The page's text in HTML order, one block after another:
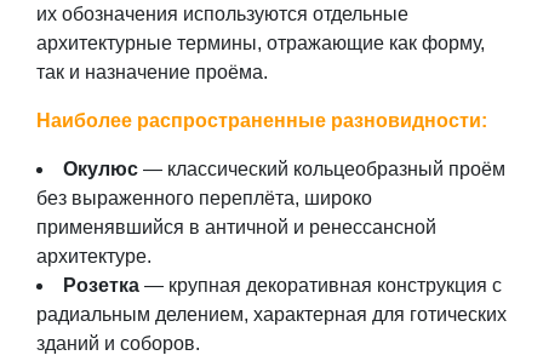
их обозначения используются отдельные
архитектурные термины, отражающие как форму,
так и назначение проёма.
Наиболее распространенные разновидности:
Окулюс — классический кольцеобразный проём
без выраженного переплёта, широко
применявшийся в античной и ренессансной
архитектуре.
Розетка — крупная декоративная конструкция с
радиальным делением, характерная для готических
зданий и соборов.